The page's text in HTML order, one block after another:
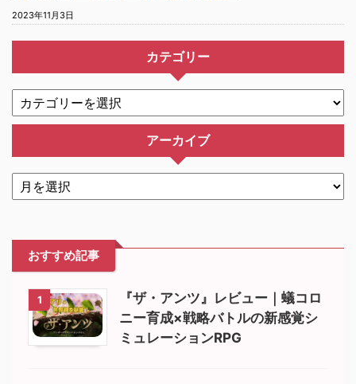
2023年11月3日
カテゴリー
アーカイブ
おすすめ記事
1
『ザ・アンツ』レビュー｜蟻コロ
ニー育成×戦略バトルの新感覚シ
ミュレーションRPG